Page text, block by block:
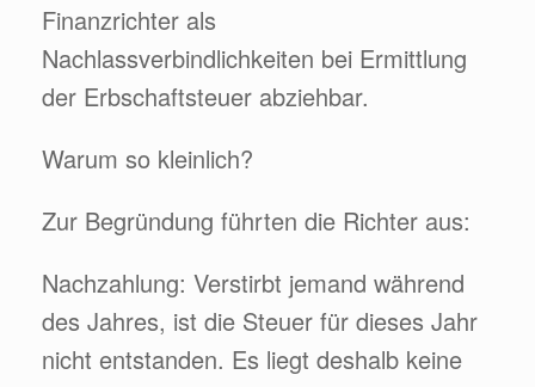
Finanzrichter als
Nachlassverbindlichkeiten bei Ermittlung
der Erbschaftsteuer abziehbar.
Warum so kleinlich?
Zur Begründung führten die Richter aus:
Nachzahlung: Verstirbt jemand während
des Jahres, ist die Steuer für dieses Jahr
nicht entstanden. Es liegt deshalb keine